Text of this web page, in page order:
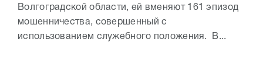
Волгоградской области, ей вменяют 161 эпизод
мошенничества, совершенный с
использованием служебного положения. В...